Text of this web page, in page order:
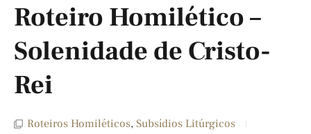
Roteiro Homilético –
Solenidade de Cristo-
Rei
Roteiros Homiléticos, Subsídios Litúrgicos